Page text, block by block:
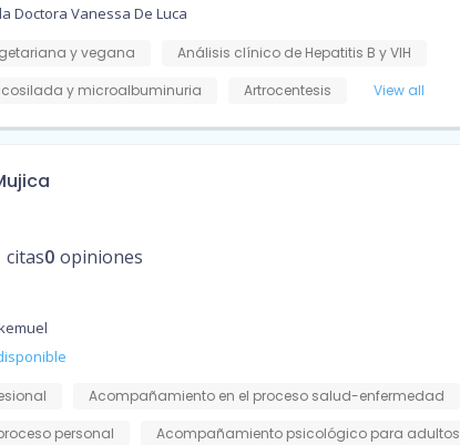
Doctora Vanessa De Luca
y vegana
Análisis clínico de Hepatitis B y VIH
y microalbuminuria
Artrocentesis View all
citas0 opiniones
Acompañamiento en el proceso salud-enfermedad
personal
Acompañamiento psicológico para adultos